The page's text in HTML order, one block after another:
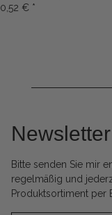
0,52 € *
Bitte senden Sie mir
regelmäßig und
Produktsortiment per